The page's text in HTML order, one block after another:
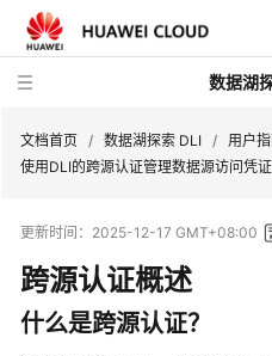
数据湖
新
动
态
文档首页 / 数据湖探索 DLI / 用户
使用DLI的跨源认证管理数据源访问凭证
更新时间： 2025-12-17 GMT+08:00
跨源认证概述
什么是跨源认证？